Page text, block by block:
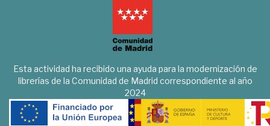
Esta actividad ha recibido una ayuda para la modernización de
librerías de la Comunidad de Madrid correspondiente al año
2024